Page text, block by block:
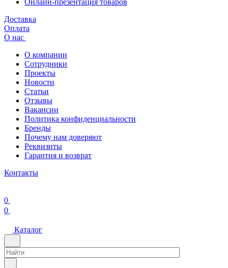
Онлайн-презентация товаров
Доставка
Оплата
О нас
О компании
Сотрудники
Проекты
Новости
Статьи
Отзывы
Вакансии
Политика конфиденциальности
Бренды
Почему нам доверяют
Реквизиты
Гарантия и возврат
Контакты
0
0
Каталог